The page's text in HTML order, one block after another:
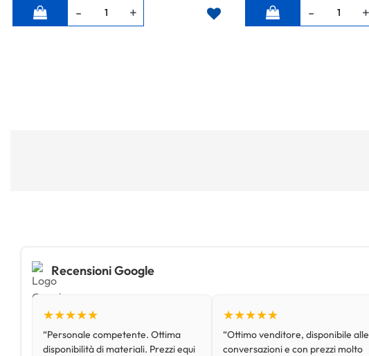
Quantità Quantità
Recensioni Google
★★★★★
“Personale competente. Ottima
disponibilità di materiali. Prezzi equi
★★★★★
“Ottimo venditore, disponibile alle
conversazioni e con prezzi molto